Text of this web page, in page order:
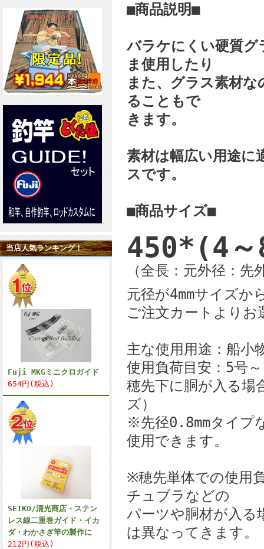
当店人気ランキング！
Fuji MKGミニクロガイド
654円(税込)
SEIKO/清光商店・ステン
レス線二重巻ガイド・イカ
ダ・わかさぎ竿の製作に
212円(税込)
■商品説明■
バラケにくい硬質
ま使用したり
また、グラス素材
ることもで
きます。
素材は幅広い用途に
スです。
■商品サイズ■
450*(4
（全長：元外径：先
元径が4mmサイズか
ご注文カートよりお
主な使用用途：船小
使用負荷目安：5号
穂先下に胴が入る場
ズ）
※先径0.8mmタイプ
使用できます。
※穂先単体での使用
チュブラなどの
パーツや胴材が入る
は異なってきます。